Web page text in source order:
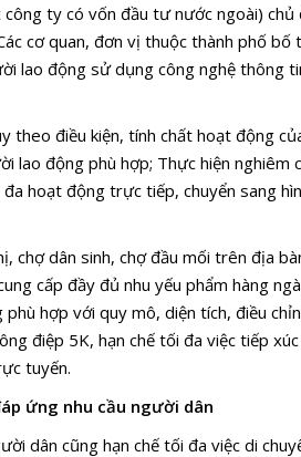
ty có vốn đầu tư nước ngoài)
cơ quan, đơn vị thuộc thành phố
lao động sử dụng công nghệ thông
theo điều kiện, tính chất hoạt động
lao động phù hợp; Thực hiện nghiêm
hoạt động trực tiếp, chuyển sang
chợ dân sinh, chợ đầu mối trên địa
cấp đầy đủ nhu yếu phẩm hàng
hợp với quy mô, diện tích, điều
điệp 5K, hạn chế tối đa việc tiếp
tuyến.
ứng nhu cầu người dân
dân cũng hạn chế tối đa việc di